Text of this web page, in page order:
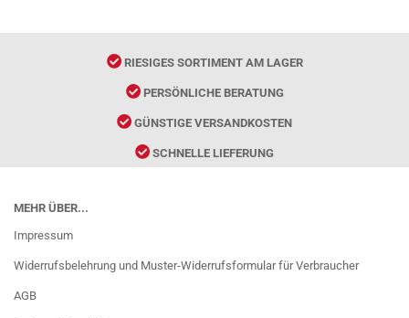
RIESIGES SORTIMENT AM LAGER
PERSÖNLICHE BERATUNG
GÜNSTIGE VERSANDKOSTEN
SCHNELLE LIEFERUNG
MEHR ÜBER...
Impressum
Widerrufsbelehrung und Muster-Widerrufsformular für Verbraucher
AGB